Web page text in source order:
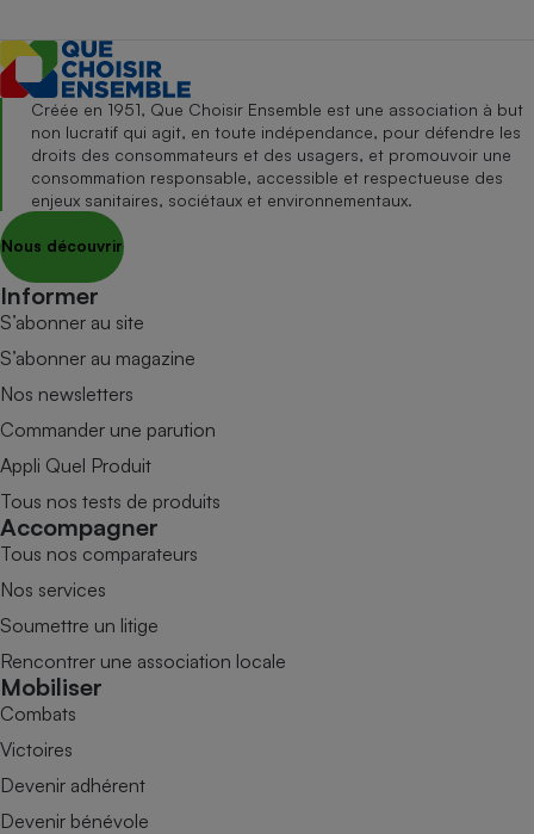
Créée en 1951, Que Choisir Ensemble est une association à but
non lucratif qui agit, en toute indépendance, pour défendre les
droits des consommateurs et des usagers, et promouvoir une
consommation responsable, accessible et respectueuse des
enjeux sanitaires, sociétaux et environnementaux.
Nous découvrir
Informer
S’abonner au site
S’abonner au magazine
Nos newsletters
Commander une parution
Appli Quel Produit
Tous nos tests de produits
Accompagner
Tous nos comparateurs
Nos services
Soumettre un litige
Rencontrer une association locale
Mobiliser
Combats
Victoires
Devenir adhérent
Devenir bénévole